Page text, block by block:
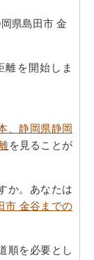
県島田市 金
離を開始しま
、静岡県静岡
を見ることが
か。あなたは
市 金谷までの
順を必要とし